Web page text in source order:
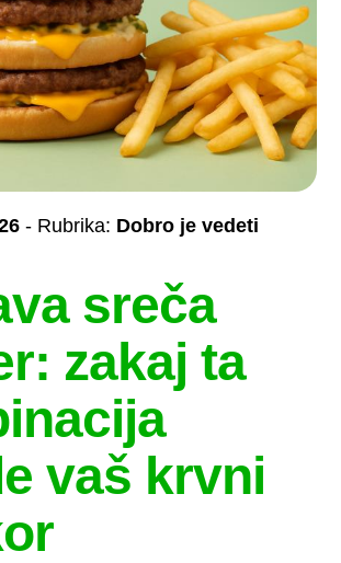
- Rubrika: Dobro je vedeti
sreča
zakaj ta
vaš krvni